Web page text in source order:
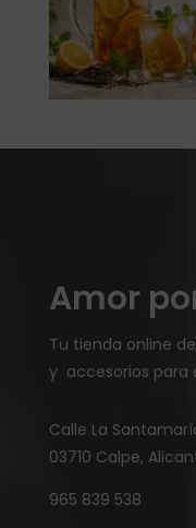
Amor
Tu tienda online
y accesorios para
Calle La
03710 Calpe,
965 839 538